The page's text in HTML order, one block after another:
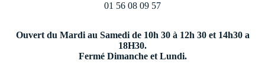
01 56 08 09 57
Ouvert du Mardi au Samedi de 10h 30 à 12h 30 et 14h30 a
18H30.
Fermé Dimanche et Lundi.